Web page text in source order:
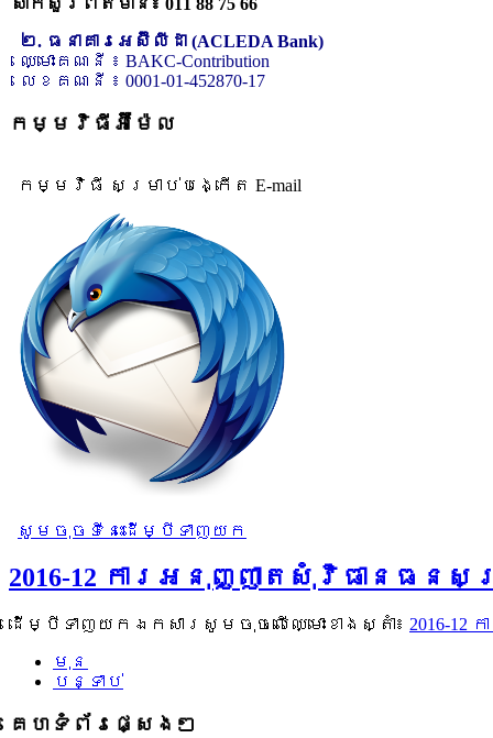
សាកសួរពត៌មាន៖ 011 88 75 66
២. ធនាគារអេស៊ីលីដា (ACLEDA Bank)
ឈ្មោះគណនី ៖ BAKC-Contribution
លេខគណនី ៖ 0001-01-452870-17
កម្មវិធីអ៊ីម៉ែល
កម្មវិធី សម្រាប់បង្កើត E-mail
សូមចុចទីនេះដើម្បីទាញយក
2016-12 ការអនុញ្ញាតសុំវិធានធនស
ដើម្បីទាញយកឯកសារសូមចុចលើឈ្មោះខាងស្តាំ៖ 2016-
មុន
បន្ទាប់
គេហទំព័រផ្សេងៗ